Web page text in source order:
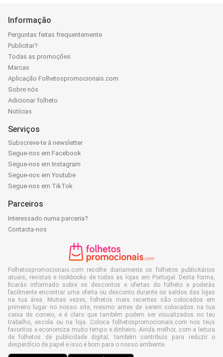
Informação
Perguntas feitas frequentemente
Publicitar?
Todas as promoções
Marcas
Aplicação Folhetospromocionais.com
Sobre nós
Adicionar folheto
Notícias
Serviços
Subscreve-te à newsletter
Segue-nos em Facebook
Segue-nos em Instagram
Segue-nos em Youtube
Segue-nos em TikTok
Parceiros
Interessado numa parceria?
Contacta-nos
Folhetospromocionais.com recolhe diariamente os folhetos publicitários
atuais, revistas e lookbooks de todas as lojas em Portugal. Desta forma,
ficarás informado sobre os descontos e ofertas do folheto e poderás
facilmente encontrar uma oferta ou desconto durante os saldos das lojas
na tua área. Muitas vezes, folhetos mais recentes são colocados em
primeiro lugar no nosso site, mesmo antes de serem colocados na tua
caixa de correio, e é claro que também podem ser visualizados no teu
trabalho, escola ou na loja. Coloca folhetospromocionais.com nos teus
favoritos e economiza muito tempo e dinheiro. Ainda melhor, com a leitura
de folhetos de publicidade digital, também contribuis para reduzir o
desperdício de papel e isso é bom para o nosso ambiente.